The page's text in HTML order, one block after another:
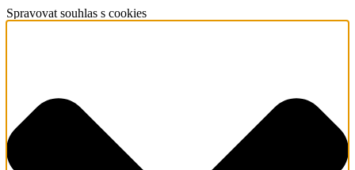
Spravovat souhlas s cookies